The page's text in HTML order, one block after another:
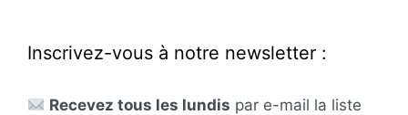
Inscrivez-vous à notre newsletter :
Recevez tous les lundis par e-mail la liste